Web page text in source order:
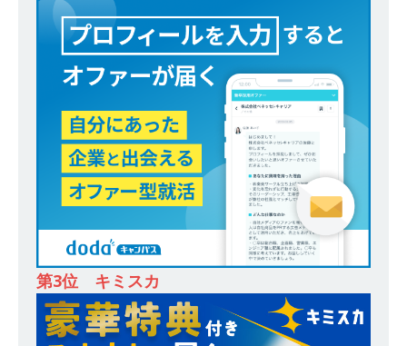
極採用企業
[ 2026年5月14日 ]
【 28卒 ｜ 東京勤務・転勤な
し 】 食品・生鮮業界に特化した人材紹介サービ
スを提供するベンチャー企業 ｜ 設立から毎年黒
字経営。売上は常に右肩上がり ｜ 未経験から営
業として成長・収入アップが目指せる環境 ｜ オ
イシル
体育会積極採用企業
[ 2026年5月13日 ]
【 28卒 ｜ トップ企業内定の
登竜門!! 満足度98％のインターン 】 東京勤務・
転勤なし ｜ 文系IT未経験でもOK ｜ 新卒の3年以
内昇進率91％ ｜ IT社会の今まさに求められてい
第3位 キミスカ